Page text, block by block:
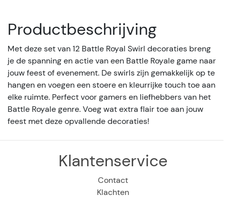
Productbeschrijving
Met deze set van 12 Battle Royal Swirl decoraties breng
je de spanning en actie van een Battle Royale game naar
jouw feest of evenement. De swirls zijn gemakkelijk op te
hangen en voegen een stoere en kleurrijke touch toe aan
elke ruimte. Perfect voor gamers en liefhebbers van het
Battle Royale genre. Voeg wat extra flair toe aan jouw
feest met deze opvallende decoraties!
Klantenservice
Contact
Klachten